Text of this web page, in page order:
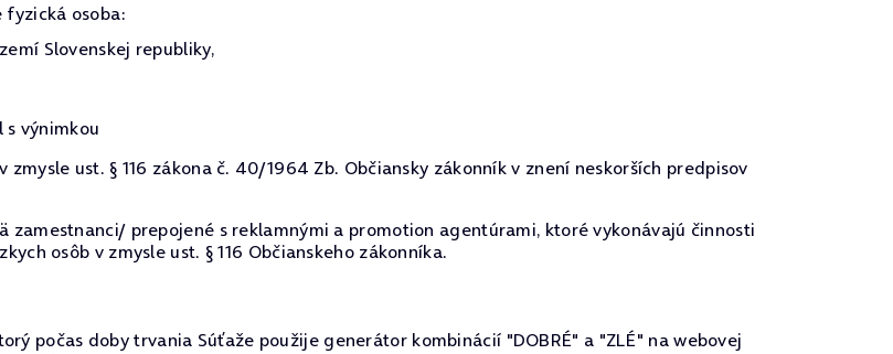
osoba:
Slovenskej republiky,
výnimkou
ust. § 116 zákona č. 40/1964 Zb. Občiansky zákonník v znení neskorších predpisov
zamestnanci/ prepojené s reklamnými a promotion agentúrami, ktoré vykonávajú činnosti
osôb v zmysle ust. § 116 Občianskeho zákonníka.
počas doby trvania Súťaže použije generátor kombinácií "DOBRÉ" a "ZLÉ" na webovej